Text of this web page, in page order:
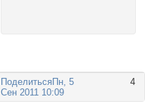
Поделиться 4
Пн, 5
Сен 2011 10:09